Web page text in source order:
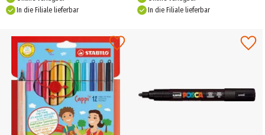
In die Filiale lieferbar
In die Filiale lieferbar